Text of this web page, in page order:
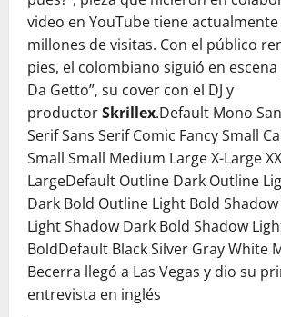
video en YouTube tiene
millones de visitas. Con el público
pies, el colombiano siguió en escena
Da Getto”, su cover con el DJ y
productorSkrillex.Default Mono
Serif Sans Serif Comic Fancy Small
Small Small Medium Large X-Large
LargeDefault Outline Dark Outline
Dark Bold Outline Light Bold
Light Shadow Dark Bold Shadow
BoldDefault Black Silver Gray White
Becerra llegó a Las Vegas y dio su
entrevista en inglés